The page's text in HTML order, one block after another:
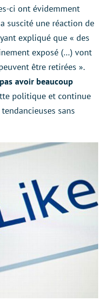
ci ont évidemment
suscité une réaction de
expliqué que « des
exposé (…) vont
être retirées ».
avoir beaucoup
politique et continue
sans